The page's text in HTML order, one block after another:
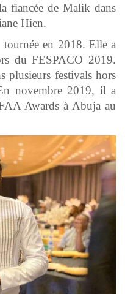
fiancée de Malik dans
Hien.
en 2018. Elle a
du FESPACO 2019.
plusieurs festivals hors
novembre 2019, il a
Awards à Abuja au